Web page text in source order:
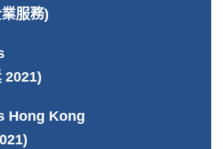
服務)
2021)
Hong Kong